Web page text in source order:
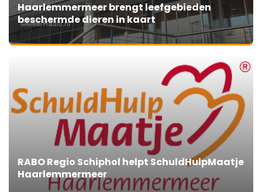
Haarlemmermeer brengt leefgebieden
beschermde dieren in kaart
RABO Regio Schiphol helpt SchuldHulpMaatje
Haarlemmermeer